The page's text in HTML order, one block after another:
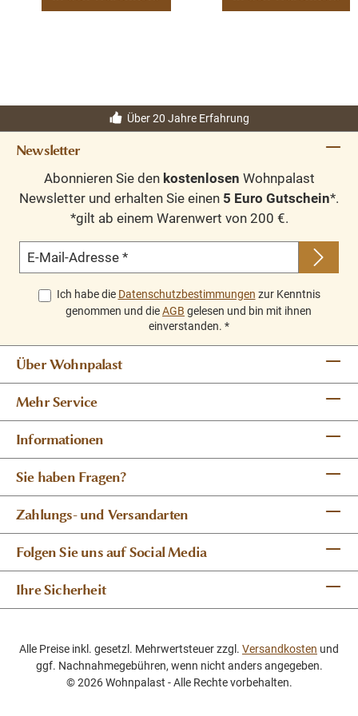
Über 20 Jahre Erfahrung
Newsletter
Abonnieren Sie den kostenlosen Wohnpalast
Newsletter und erhalten Sie einen 5 Euro Gutschein*.
*gilt ab einem Warenwert von 200 €.
E-Mail-Adresse *
Ich habe die Datenschutzbestimmungen zur Kenntnis
genommen und dieAGB gelesen und bin mit ihnen
einverstanden. *
Über Wohnpalast
Mehr Service
Informationen
Sie haben Fragen?
Zahlungs- und Versandarten
Folgen Sie uns auf Social Media
Ihre Sicherheit
Alle Preise inkl. gesetzl. Mehrwertsteuer zzgl. Versandkosten und
ggf. Nachnahmegebühren, wenn nicht anders angegeben.
© 2026 Wohnpalast - Alle Rechte vorbehalten.